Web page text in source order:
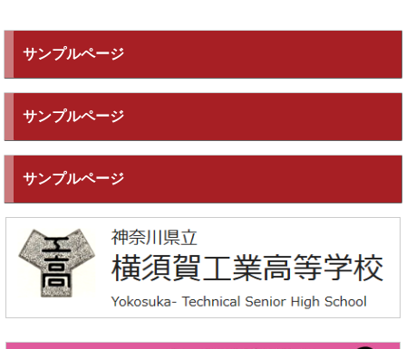
サンプルページ
サンプルページ
サンプルページ